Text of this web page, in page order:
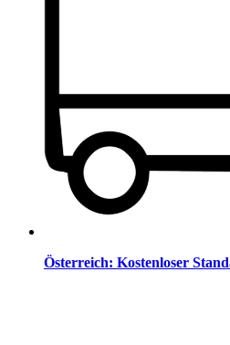
Österreich: Kostenloser